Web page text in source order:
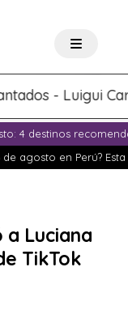
- Luigui
4 destinos
agosto en Perú?
a Luciana
TikTok